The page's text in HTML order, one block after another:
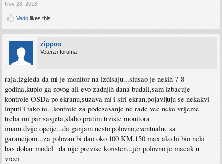
Nov 28, 2018
Vedo likes this.
zippoo
Veteran foruma
raja,izgleda da mi je monitor na izdisaju...slusao je nekih 7-8
godina,kupio ga novog ali evo zadnjih dana budali,sam izbacuje
kontrole OSDa po ekranu,suzava mi i siri ekran,pojavljuju se nekakvi
inputi i tako to...kontrole za podesavanje ne rade vec neko vrijeme
treba mi par savjeta,slabo pratim trziste monitora
imam dvije opcije...da ganjam nesto polovno,eventualno sa
garancijom...za polovan bi dao oko 100 KM,150 max ako bi bio neki
bas dobar model i da nije previse koristen...jer polovno je macak u
vreci